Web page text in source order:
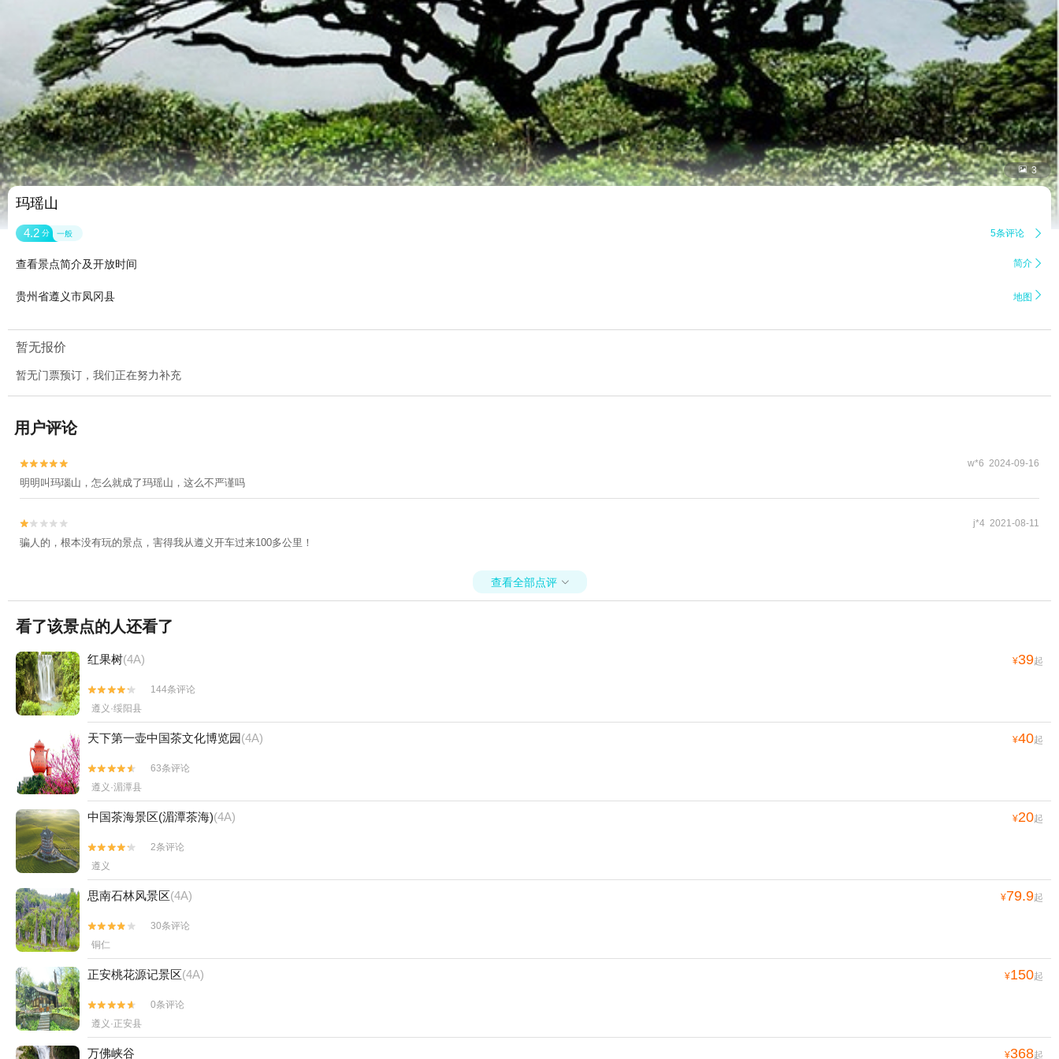
 3
玛瑶山
4.2 分 一般 5条评论 
查看景点简介及开放时间 简介 
贵州省遵义市凤冈县 地图 
暂无报价
暂无门票预订，我们正在努力补充
用户评论

 w*6 2024-09-16
明明叫玛瑙山，怎么就成了玛瑶山，这么不严谨吗

 j*4 2021-08-11
骗人的，根本没有玩的景点，害得我从遵义开车过来100多公里！
查看全部点评 
看了该景点的人还看了
红果树(4A) ¥39起


144条评论
遵义·绥阳县
天下第一壶中国茶文化博览园(4A) ¥40起


63条评论
遵义·湄潭县
中国茶海景区(湄潭茶海)(4A) ¥20起


2条评论
遵义
思南石林风景区(4A) ¥79.9起


30条评论
铜仁
正安桃花源记景区(4A) ¥150起


0条评论
遵义·正安县
万佛峡谷 ¥368起